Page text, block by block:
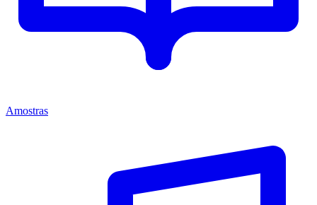
Amostras